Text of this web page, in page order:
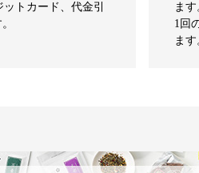
トカード、代金引
ます
1回
ます